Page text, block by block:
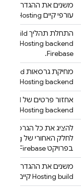
משנים את ההגדרות
עורפי קיים App Hosting
התחלת תהליך build חדש ל
Hosting
Firebase.
מחיקת גרסאות build קיימות ב-
App Hosting backend.
אחזור פרטים של build קיים ב-
App Hosting backend.
להציג את כל הגרסאות
לחלק האחורי של
בפרויקט Firebase.
משנים את ההגדרות של
Hosting build קיים שלא הושלם.